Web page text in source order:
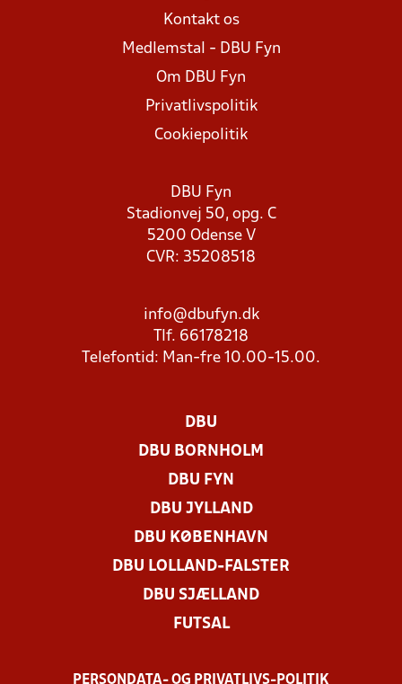
Kontakt os
Medlemstal - DBU Fyn
Om DBU Fyn
Privatlivspolitik
Cookiepolitik
DBU Fyn
Stadionvej 50, opg. C
5200 Odense V
CVR: 35208518
info@dbufyn.dk
Tlf. 66178218
Telefontid: Man-fre 10.00-15.00.
DBU
DBU BORNHOLM
DBU FYN
DBU JYLLAND
DBU KØBENHAVN
DBU LOLLAND-FALSTER
DBU SJÆLLAND
FUTSAL
PERSONDATA- OG PRIVATLIVS-POLITIK